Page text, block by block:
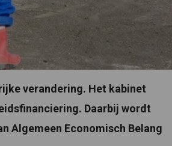
verandering. Het kabinet
Daarbij wordt
Algemeen Economisch Belang